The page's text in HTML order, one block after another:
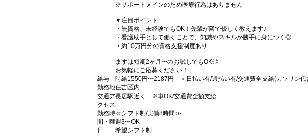
※サポートメインのため医療行為はありません
▼注目ポイント
・無資格、未経験でもOK！先輩が隣で優しく教えます♪
・看護助手として働くことで、知識やスキルが勝手に身につく◎
・約10万円分の資格支援制度あり
まずは短期2ヶ月〜のお試しでもOK◎
お気軽にご応募ください！
給与
時給1550円〜2187円 ＜日払い有/週払い有/交通費全支給(ガソリン代
勤務地住吉区内
交通ア
クセス
長居駅近く ※車OK/交通費全額支給
勤務時
間・曜
日
≪シフト制/実働8時間≫
週3〜OK
希望シフト制